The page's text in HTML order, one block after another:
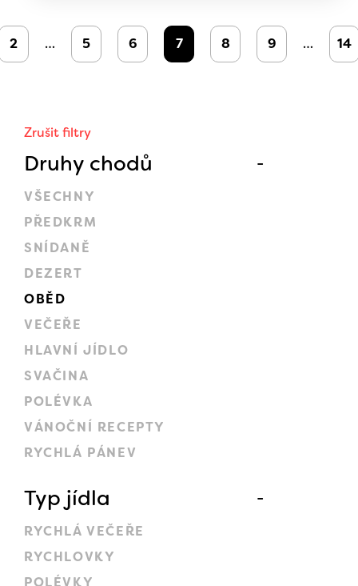
Zrušit filtry
Druhy chodů
VŠECHNY
PŘEDKRM
SNÍDANĚ
DEZERT
OBĚD
VEČEŘE
HLAVNÍ JÍDLO
SVAČINA
POLÉVKA
VÁNOČNÍ RECEPTY
RYCHLÁ PÁNEV
Typ jídla
RYCHLÁ VEČEŘE
RYCHLOVKY
POLÉVKY
2 … 5 6 7 8 9 … 14